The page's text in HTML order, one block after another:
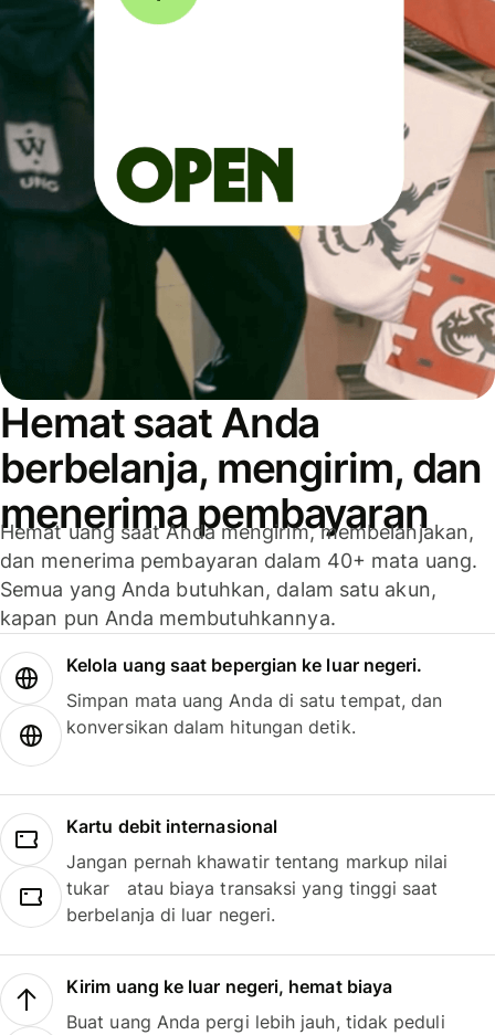
Hemat saat Anda
berbelanja, mengirim, dan
menerima pembayaran
Hemat uang saat Anda mengirim, membelanjakan,
dan menerima pembayaran dalam 40+ mata uang.
Semua yang Anda butuhkan, dalam satu akun,
kapan pun Anda membutuhkannya.
Kelola uang saat bepergian ke luar negeri.
Simpan mata uang Anda di satu tempat, dan
konversikan dalam hitungan detik.
Kartu debit internasional
Jangan pernah khawatir tentang markup nilai
tukar atau biaya transaksi yang tinggi saat
berbelanja di luar negeri.
Kirim uang ke luar negeri, hemat biaya
Buat uang Anda pergi lebih jauh, tidak peduli